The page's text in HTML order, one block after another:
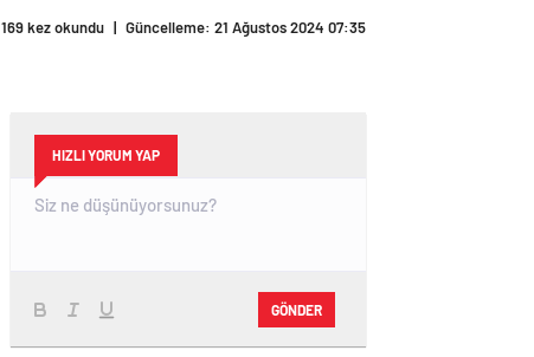
169 kez okundu | Güncelleme: 21 Ağustos 2024 07:35
HIZLI YORUM YAP
GÖNDER